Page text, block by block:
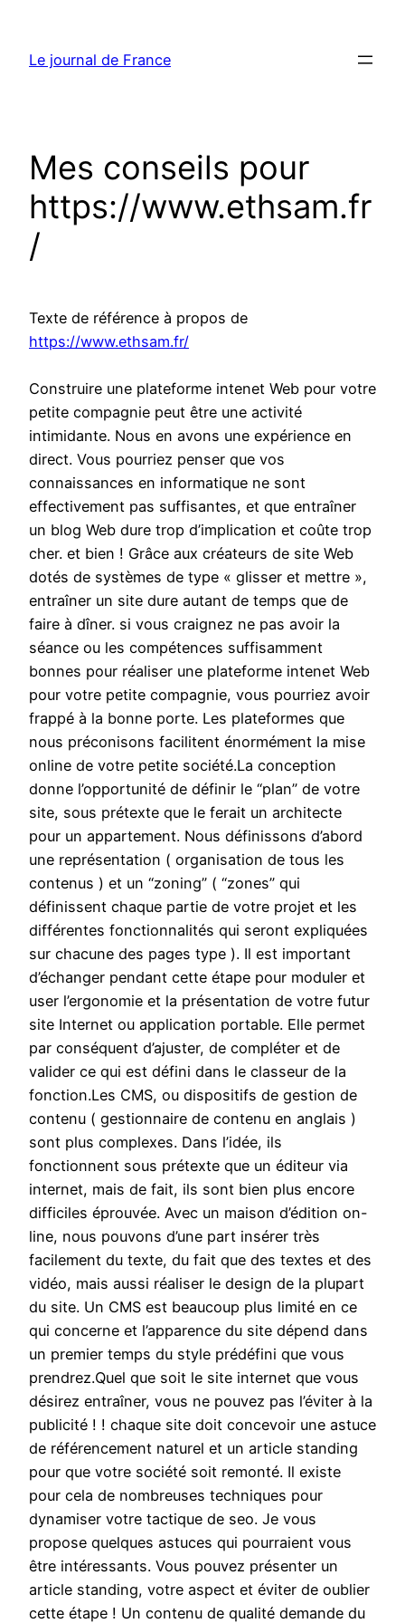
contenu
Le journal de France
Mes conseils pour
https://www.ethsam.fr
/
Texte de référence à propos de
https://www.ethsam.fr/
Construire une plateforme intenet Web pour votre
petite compagnie peut être une activité
intimidante. Nous en avons une expérience en
direct. Vous pourriez penser que vos
connaissances en informatique ne sont
effectivement pas suffisantes, et que entraîner
un blog Web dure trop d’implication et coûte trop
cher. et bien ! Grâce aux créateurs de site Web
dotés de systèmes de type « glisser et mettre »,
entraîner un site dure autant de temps que de
faire à dîner. si vous craignez ne pas avoir la
séance ou les compétences suffisamment
bonnes pour réaliser une plateforme intenet Web
pour votre petite compagnie, vous pourriez avoir
frappé à la bonne porte. Les plateformes que
nous préconisons facilitent énormément la mise
online de votre petite société.La conception
donne l’opportunité de définir le “plan” de votre
site, sous prétexte que le ferait un architecte
pour un appartement. Nous définissons d’abord
une représentation ( organisation de tous les
contenus ) et un “zoning” ( “zones” qui
définissent chaque partie de votre projet et les
différentes fonctionnalités qui seront expliquées
sur chacune des pages type ). Il est important
d’échanger pendant cette étape pour moduler et
user l’ergonomie et la présentation de votre futur
site Internet ou application portable. Elle permet
par conséquent d’ajuster, de compléter et de
valider ce qui est défini dans le classeur de la
fonction.Les CMS, ou dispositifs de gestion de
contenu ( gestionnaire de contenu en anglais )
sont plus complexes. Dans l’idée, ils
fonctionnent sous prétexte que un éditeur via
internet, mais de fait, ils sont bien plus encore
difficiles éprouvée. Avec un maison d’édition on-
line, nous pouvons d’une part insérer très
facilement du texte, du fait que des textes et des
vidéo, mais aussi réaliser le design de la plupart
du site. Un CMS est beaucoup plus limité en ce
qui concerne et l’apparence du site dépend dans
un premier temps du style prédéfini que vous
prendrez.Quel que soit le site internet que vous
désirez entraîner, vous ne pouvez pas l’éviter à la
publicité ! ! chaque site doit concevoir une astuce
de référencement naturel et un article standing
pour que votre société soit remonté. Il existe
pour cela de nombreuses techniques pour
dynamiser votre tactique de seo. Je vous
propose quelques astuces qui pourraient vous
être intéressants. Vous pouvez présenter un
article standing, votre aspect et éviter de oublier
cette étape ! Un contenu de qualité demande du